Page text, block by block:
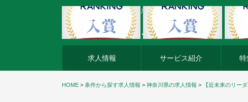
外資系企業の転職・キャリア転職ならアージスジャパン
求人情報 サービス紹介 特
HOME > 条件から探す求人情報 > 神奈川県の求人情報 > 【近未来のリー